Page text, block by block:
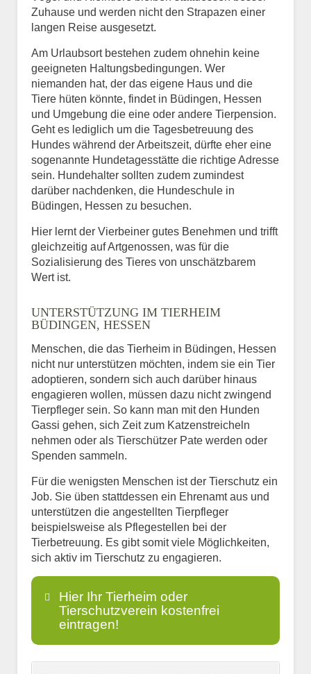
Zuhause und werden nicht den Strapazen einer
langen Reise ausgesetzt.
Am Urlaubsort bestehen zudem ohnehin keine
geeigneten Haltungsbedingungen. Wer
niemanden hat, der das eigene Haus und die
Tiere hüten könnte, findet in Büdingen, Hessen
und Umgebung die eine oder andere Tierpension.
Geht es lediglich um die Tagesbetreuung des
Hundes während der Arbeitszeit, dürfte eher eine
sogenannte Hundetagesstätte die richtige Adresse
sein. Hundehalter sollten zudem zumindest
darüber nachdenken, die Hundeschule in
Büdingen, Hessen zu besuchen.
Hier lernt der Vierbeiner gutes Benehmen und trifft
gleichzeitig auf Artgenossen, was für die
Sozialisierung des Tieres von unschätzbarem
Wert ist.
UNTERSTÜTZUNG IM TIERHEIM
BÜDINGEN, HESSEN
Menschen, die das Tierheim in Büdingen, Hessen
nicht nur unterstützen möchten, indem sie ein Tier
adoptieren, sondern sich auch darüber hinaus
engagieren wollen, müssen dazu nicht zwingend
Tierpfleger sein. So kann man mit den Hunden
Gassi gehen, sich Zeit zum Katzenstreicheln
nehmen oder als Tierschützer Pate werden oder
Spenden sammeln.
Für die wenigsten Menschen ist der Tierschutz ein
Job. Sie üben stattdessen ein Ehrenamt aus und
unterstützen die angestellten Tierpfleger
beispielsweise als Pflegestellen bei der
Tierbetreuung. Es gibt somit viele Möglichkeiten,
sich aktiv im Tierschutz zu engagieren.
Hier Ihr Tierheim oder
Tierschutzverein kostenfrei
eintragen!